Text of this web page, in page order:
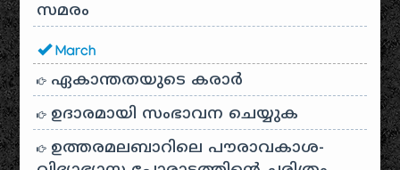
സമരം
March
ഏകാന്തതയുടെ കരാർ
ഉദാരമായി സംഭാവന ചെയ്യുക
ഉത്തരമലബാറിലെ പൗരാവകാശ-